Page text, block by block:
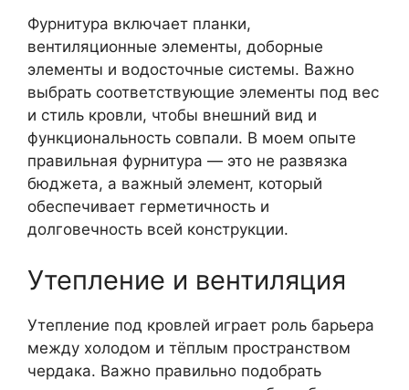
Фурнитура включает планки,
вентиляционные элементы, доборные
элементы и водосточные системы. Важно
выбрать соответствующие элементы под вес
и стиль кровли, чтобы внешний вид и
функциональность совпали. В моем опыте
правильная фурнитура — это не развязка
бюджета, а важный элемент, который
обеспечивает герметичность и
долговечность всей конструкции.
Утепление и вентиляция
Утепление под кровлей играет роль барьера
между холодом и тёплым пространством
чердака. Важно правильно подобрать